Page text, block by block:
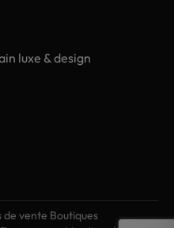
luxe & design
vente Boutiques